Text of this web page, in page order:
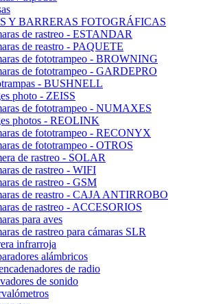
Y BARRERAS FOTOGRÁFICAS
de rastreo - ESTANDAR
de reastro - PAQUETE
de fototrampeo - BROWNING
de fototrampeo - GARDEPRO
- BUSHNELL
photo - ZEISS
de fototrampeo - NUMAXES
photos - REOLINK
de fototrampeo - RECONYX
de fototrampeo - OTROS
de rastreo - SOLAR
de rastreo - WIFI
de rastreo - GSM
de reastro - CAJA ANTIRROBO
de rastreo - ACCESORIOS
para aves
de rastreo para cámaras SLR
infrarroja
alámbricos
de radio
de sonido